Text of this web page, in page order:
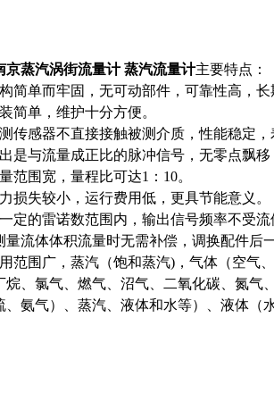
京蒸汽涡街流量计 蒸汽流量计主要特点：
简单而牢固，无可动部件，可靠性高，长
简单，维护十分方便。
传感器不直接接触被测介质，性能稳定，
是与流量成正比的脉冲信号，无零点飘移
范围宽，量程比可达1：10。
损失较小，运行费用低，更具节能意义。
定的雷诺数范围内，输出信号频率不受
量流体体积流量时无需补偿，调换配件后
范围广，蒸汽（饱和蒸汽)，气体（空气
烷、氯气、燃气、沼气、二氧化碳、氮气
、氨气）、蒸汽、液体和水等）、液体（